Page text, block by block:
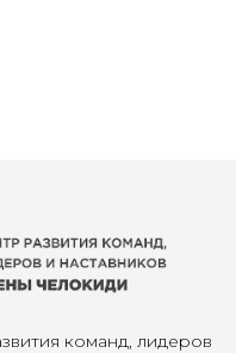
команд, лидеров